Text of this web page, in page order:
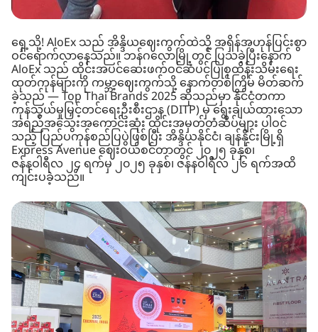
ရှေ့သို့! AloEx သည် အိန္ဒိယဈေးကွက်ထဲသို့ အရှိန်အဟုန်ပြင်းစွာ
ဝင်ရောက်လာနေသည်။ ဘန်ဂလောမြို့တွင် ပြသခဲ့ပြီးနောက်
AloEx သည် ထိုင်းအပင်ဆေးဖက်ဝင်ဆံပင်ပြုစုထိန်းသိမ်းရေး
ထုတ်ကုန်များကို ကမ္ဘာ့ဈေးကွက်သို့ နောက်တစ်ကြိမ် မိတ်ဆက်
ခဲ့သည် — Top Thai Brands 2025 ဆိုသည်မှာ နိုင်ငံတကာ
ကုန်သွယ်မှုမြှင့်တင်ရေးဦးစီးဌာန (DITP) မှ ရွေးချယ်ထားသော
အရည်အသွေးအကောင်းဆုံး ထိုင်းအမှတ်တံဆိပ်များ ပါဝင်
သည့် ပြည်ပကုန်စည်ပြပွဲဖြစ်ပြီး အိန္ဒိယနိုင်ငံ၊ ချန်နိုင်းမြို့ရှိ
Express Avenue ဈေးဝယ်စင်တာတွင် ၂၀၂၅ ခုနှစ်၊
ဇန်နဝါရီလ ၂၄ ရက်မှ ၂၀၂၅ ခုနှစ်၊ ဇန်နဝါရီလ ၂၆ ရက်အထိ
ကျင်းပခဲ့သည်။